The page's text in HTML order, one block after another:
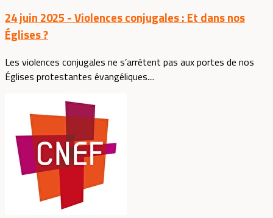
24 juin 2025 - Violences conjugales : Et dans nos
Églises ?
Les violences conjugales ne s’arrêtent pas aux portes de nos
Églises protestantes évangéliques....